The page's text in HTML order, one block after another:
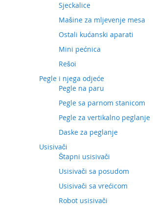
Sjeckalice
Mašine za mljevenje mesa
Ostali kućanski aparati
Mini pećnica
Rešoi
Pegle i njega odjeće
Pegle na paru
Pegle sa parnom stanicom
Pegle za vertikalno peglanje
Daske za peglanje
Usisivači
Štapni usisivači
Usisivači sa posudom
Usisivači sa vrećicom
Robot usisivači